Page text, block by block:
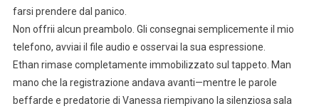
farsi prendere dal panico.
Non offrii alcun preambolo. Gli consegnai semplicemente il mio
telefono, avviai il file audio e osservai la sua espressione.
Ethan rimase completamente immobilizzato sul tappeto. Man
mano che la registrazione andava avanti—mentre le parole
beffarde e predatorie di Vanessa riempivano la silenziosa sala